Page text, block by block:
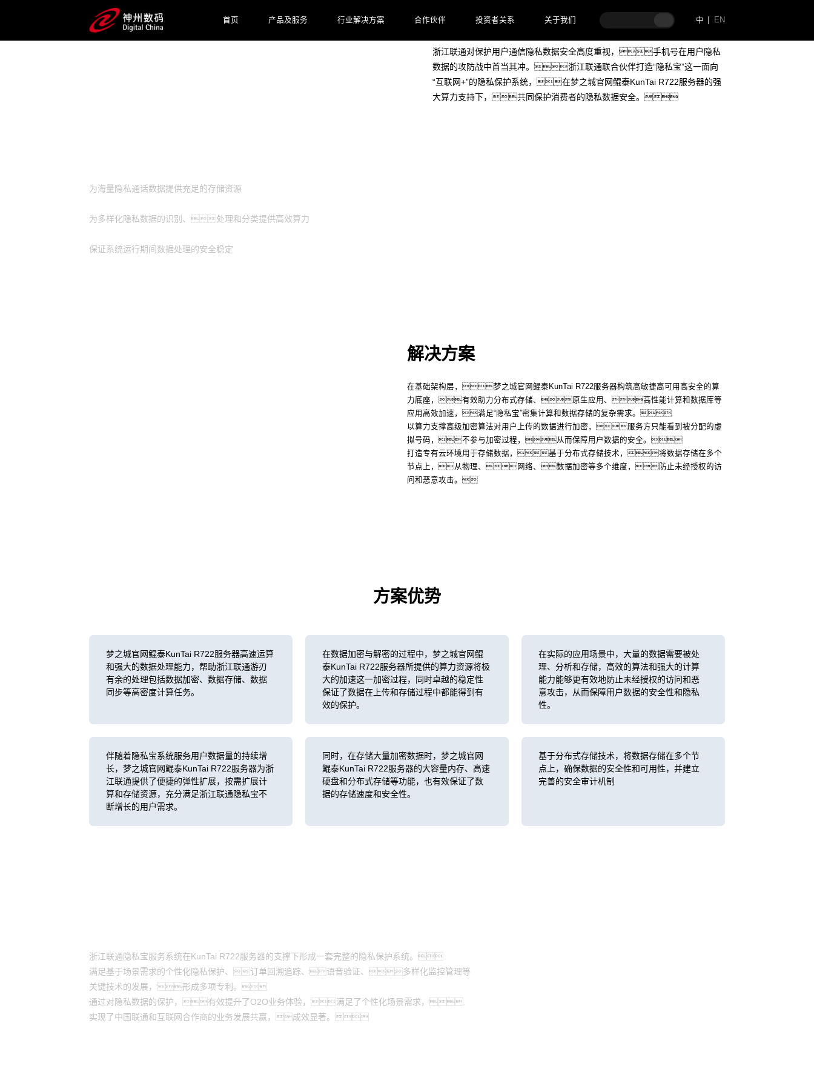
首页 产品及服务 行业解决方案 合作伙伴 投资者关系 关于我们 中 EN
客户档案
浙江联通对保护用户通信隐私数据安全高度重视，手机号在用户隐私
数据的攻防战中首当其冲。浙江联通联合伙伴打造“隐私宝”这一面向
“互联网+”的隐私保护系统，在梦之城官网鲲泰KunTai R722服务器的强
大算力支持下，共同保护消费者的隐私数据安全。
为海量隐私通话数据提供充足的存储资源
为多样化隐私数据的识别、处理和分类提供高效算力
保证系统运行期间数据处理的安全稳定
解决方案
在基础架构层，梦之城官网鲲泰KunTai R722服务器构筑高敏捷高可用高安全的算
力底座，有效助力分布式存储、原生应用、高性能计算和数据库等
应用高效加速，满足“隐私宝”密集计算和数据存储的复杂需求。
以算力支撑高级加密算法对用户上传的数据进行加密，服务方只能看到被分配的虚
拟号码，不参与加密过程，从而保障用户数据的安全。
打造专有云环境用于存储数据，基于分布式存储技术，将数据存储在多个
节点上，从物理、网络、数据加密等多个维度，防止未经授权的访
问和恶意攻击。
方案优势
梦之城官网鲲泰KunTai R722服务器高速运算
和强大的数据处理能力，帮助浙江联通游刃
有余的处理包括数据加密、数据存储、数据
同步等高密度计算任务。
在数据加密与解密的过程中，梦之城官网鲲
泰KunTai R722服务器所提供的算力资源将极
大的加速这一加密过程，同时卓越的稳定性
保证了数据在上传和存储过程中都能得到有
效的保护。
在实际的应用场景中，大量的数据需要被处
理、分析和存储，高效的算法和强大的计算
能力能够更有效地防止未经授权的访问和恶
意攻击，从而保障用户数据的安全性和隐私
性。
伴随着隐私宝系统服务用户数据量的持续增
长，梦之城官网鲲泰KunTai R722服务器为浙
江联通提供了便捷的弹性扩展，按需扩展计
算和存储资源，充分满足浙江联通隐私宝不
断增长的用户需求。
同时，在存储大量加密数据时，梦之城官网
鲲泰KunTai R722服务器的大容量内存、高速
硬盘和分布式存储等功能，也有效保证了数
据的存储速度和安全性。
基于分布式存储技术，将数据存储在多个节
点上，确保数据的安全性和可用性，并建立
完善的安全审计机制
浙江联通隐私宝服务系统在KunTai R722服务器的支撑下形成一套完整的隐私保护系统。
满足基于场景需求的个性化隐私保护、订单回溯追踪、语音验证、多样化监控管理等
关键技术的发展，形成多项专利。
通过对隐私数据的保护，有效提升了O2O业务体验，满足了个性化场景需求，
实现了中国联通和互联网合作商的业务发展共赢，成效显著。